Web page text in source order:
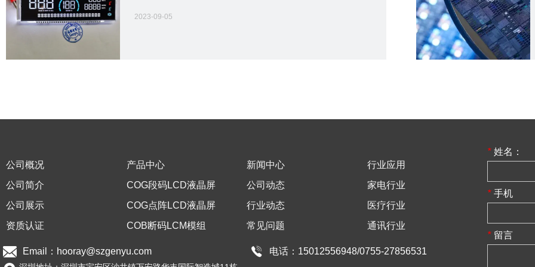
2023-09-05
苏州某某 — 智能光伏全国优质经销商
公司概况
公司简介
公司展示
资质认证
产品中心
COG段码LCD液晶屏
COG点阵LCD液晶屏
COB断码LCM模组
新闻中心
公司动态
行业动态
常见问题
行业应用
家电行业
医疗行业
通讯行业
Email：hooray@szgenyu.com 电话：15012556948/0755-27856531
* 姓名：
* 手机
* 留言